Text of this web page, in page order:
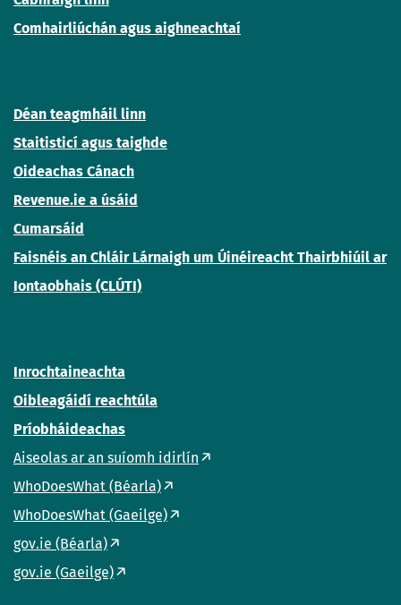
Comhairliúchán agus aighneachtaí
Déan teagmháil linn
Staitisticí agus taighde
Oideachas Cánach
Revenue.ie a úsáid
Cumarsáid
Faisnéis an Chláir Lárnaigh um Úinéireacht Thairbhiúil ar
Iontaobhais (CLÚTI)
Inrochtaineachta
Oibleagáidí reachtúla
Príobháideachas
Aiseolas ar an suíomh idirlín
WhoDoesWhat (Béarla)
WhoDoesWhat (Gaeilge)
gov.ie (Béarla)
gov.ie (Gaeilge)